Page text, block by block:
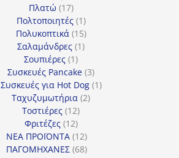
Πλατώ 1717
προϊόντα
Πολτοποιητές 11
προϊόν
Πολυκοπτικά 1515
προϊόντα
Σαλαμάνδρες 11
Σουπιέρες 11
προϊόν
Συσκευές Pancake 33
προϊόντα
Συσκευές για Hot Dog 11
Ταχυζυμωτήρια 22
Τοστιέρες 1212
προϊόντα
Φριτέζες 1212
προϊόντα
ΝΕΑ ΠΡΟΪΟΝΤΑ 1212
προϊόντα
ΠΑΓΟΜΗΧΑΝΕΣ 6868